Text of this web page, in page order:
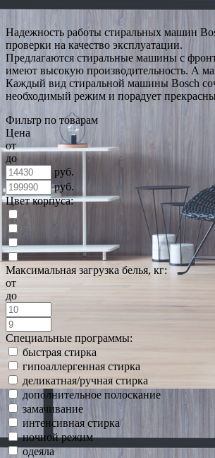
Надежность работы стиральных машин
проверки на качество эксплуатации.
Предлагаются стиральные машины с
имеют высокую производительность. А
Каждый вид стиральной машины Bosch
необходимый режим и порадует
Фильтр по товарам
Цена
от
до
руб.
руб.
Цвет корпуса:
Максимальная загрузка белья, кг:
от
до
Специальные программы:
быстрая стирка
гипоаллергенная стирка
деликатная/ручная стирка
дополнительное полоскание
замачивание
интенсивная стирка
ночной режим
одеяла